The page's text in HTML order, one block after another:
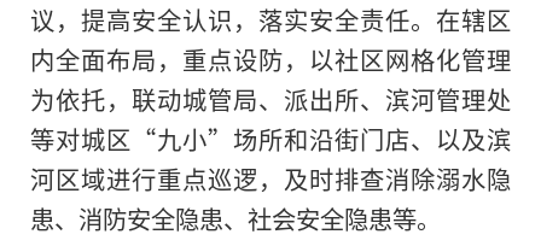
议，提高安全认识， 落实安全责任。在辖区
内全面布局，重点设防，以社区网格化管理
为依托，联动城管局、派出所、滨河管理处
等对城区“九小”场所和沿街门店、以及滨
河区域进行重点巡逻，及时排查消除溺水隐
患、消防安全隐患、社会安全隐患等。